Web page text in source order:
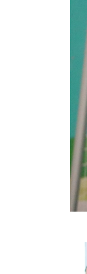
ข้อระเ
มาตรฐ
แผนพัฒ
ข้อบัญญั
ข้อบัญญั
รายงา
รายงา